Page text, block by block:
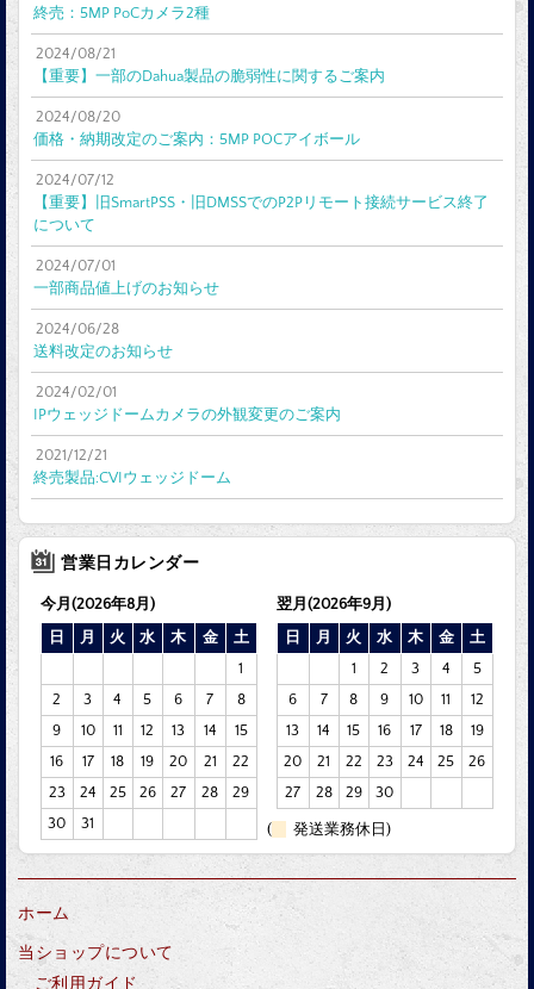
終売：5MP PoCカメラ2種
2024/08/21
【重要】一部のDahua製品の脆弱性に関するご案内
2024/08/20
価格・納期改定のご案内：5MP POCアイボール
2024/07/12
【重要】旧SmartPSS・旧DMSSでのP2Pリモート接続サービス終了
について
2024/07/01
一部商品値上げのお知らせ
2024/06/28
送料改定のお知らせ
2024/02/01
IPウェッジドームカメラの外観変更のご案内
2021/12/21
終売製品:CVIウェッジドーム
営業日カレンダー
今月(2026年8月)
日
月 火 水 木 金
土
1
2
3 4 5 6 7
8
9
10 11 12 13 14
15
16
17 18 19 20 21
22
23
24 25 26 27 28
29
30
31
翌月(2026年9月)
日
月 火 水 木 金
土
1
2 3 4
5
6
7 8 9 10 11
12
13
14 15 16 17 18
19
20
21 22 23 24 25
26
27
28 29 30
( 発送業務休日)
ホーム
当ショップについて
ご利用ガイド